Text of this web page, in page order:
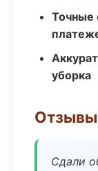
Точные
уборка
Отзывы
Сдали